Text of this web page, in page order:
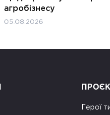
агробізнесу
05.08.2026
Герої